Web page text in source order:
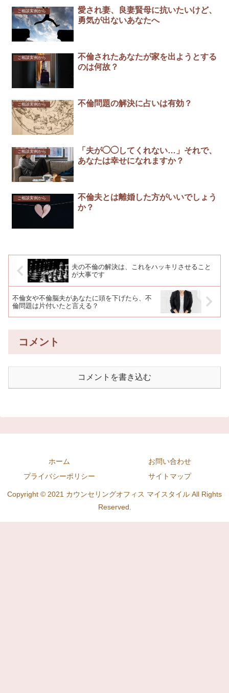
ご相談実例から
愛され妻、良妻賢母に抗いたいけど、
勇気が出ないあなたへ
ご相談実例から
不倫されたあなたが家を出ようとする
のは何故？
ご相談実例から 不倫問題の解決に占いは有効？
ご相談実例から
「夫が◯◯してくれない…」それで、
あなたは幸せになれますか？
ご相談実例から
不倫夫とは離婚した方がいいでしょう
か？
夫の不倫の解決は、これをハッキリさせること
が大事です
不倫女や不倫脳夫があなたに頭を下げたら、不
倫問題は片付いたと言える？
コメント
コメントを書き込む
ホーム
お問い合わせ
プライバシーポリシー
サイトマップ
Copyright © 2021 カウンセリングオフィス マイスタイル All Rights
Reserved.